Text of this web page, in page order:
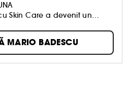
Skin Care a devenit un
pentru produsele
a tenului, la fel de
principiile chimiei
estetică, pentru a crea rutine
Filosofia noastră este
MARIO BADESCU